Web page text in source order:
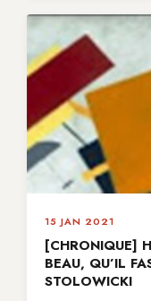
15 JAN 2021
[CHRONIQUE]
BEAU, QU’IL
STOLOWICKI